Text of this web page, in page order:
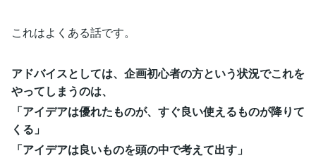
これはよくある話です。
アドバイスとしては、企画初心者の方という状況でこれを
やってしまうのは、
「アイデアは優れたものが、すぐ良い使えるものが降りて
くる」
「アイデアは良いものを頭の中で考えて出す」